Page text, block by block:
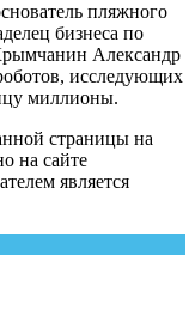
пляжного
бизнеса по
Александр
исследующих
миллионы.
страницы на
на сайте
является